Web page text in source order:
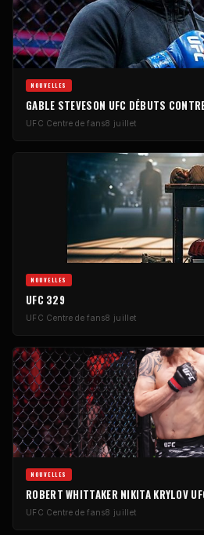
NOUVELLES
GABLE STEVESON UFC DÉBUTS
UFC Centre de fans8 juillet
NOUVELLES
UFC 329
UFC Centre de fans8 juillet
NOUVELLES
ROBERT WHITTAKER NIKITA KRYLOV
UFC Centre de fans8 juillet